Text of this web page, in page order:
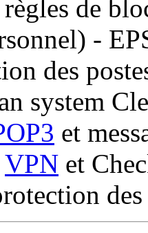
de
-
des
system
et
VPN et